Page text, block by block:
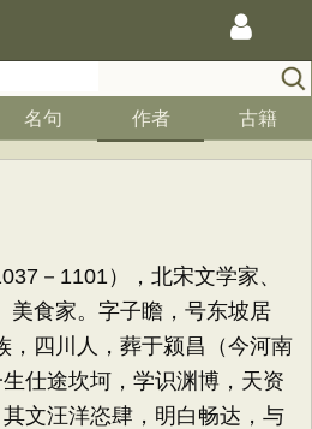
名句 作者 古籍
－1101），北宋文学家、
美食家。字子瞻，号东坡居
，四川人，葬于颍昌（今河南
仕途坎坷，学识渊博，天资
文汪洋恣肆，明白畅达，与